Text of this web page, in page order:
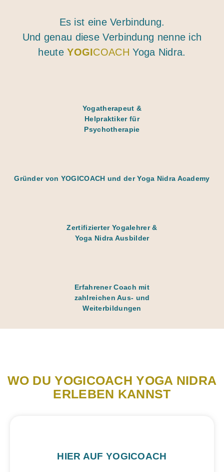
Es ist eine Verbindung.
Und genau diese Verbindung nenne ich
heuteYOGICOACHYoga Nidra.
Yogatherapeut &
Helpraktiker für
Psychotherapie
Gründer von YOGICOACH und der Yoga Nidra Academy
Zertifizierter Yogalehrer &
Yoga Nidra Ausbilder
Erfahrener Coach mit
zahlreichen Aus- und
Weiterbildungen
WO DU YOGICOACH YOGA NIDRA
ERLEBEN KANNST
HIER AUF YOGICOACH